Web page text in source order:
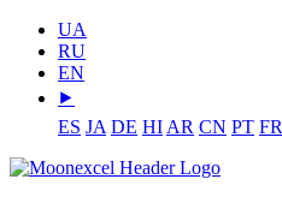
UA
RU
EN
⯈
ES JA DE HI AR CN PT FR